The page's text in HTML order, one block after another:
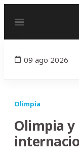
Menú
09 ago 2026
Olimpia
Olimpia y